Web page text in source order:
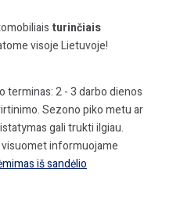
turinčiais
visoje Lietuvoje!
terminas: 2 - 3 darbo dienos
Sezono piko metu ar
gali trukti ilgiau.
informuojame
iš sandėlio